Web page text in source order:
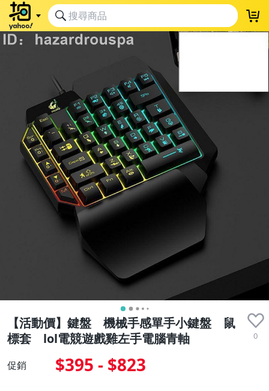
【活動價】鍵盤 機械手感單手小鍵盤 鼠
標套 lol電競遊戲雞左手電腦青軸
0
促銷 $395 - $823